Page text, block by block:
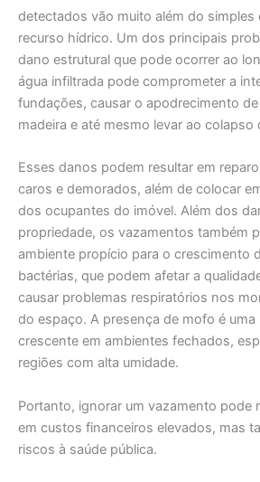
detectados vão muito além do simples
recurso hídrico. Um dos principais
dano estrutural que pode ocorrer ao
água infiltrada pode comprometer a
fundações, causar o apodrecimento
madeira e até mesmo levar ao colapso
Esses danos podem resultar em
caros e demorados, além de colocar
dos ocupantes do imóvel. Além dos
propriedade, os vazamentos também
ambiente propício para o crescimento
bactérias, que podem afetar a
causar problemas respiratórios nos
do espaço. A presença de mofo é uma
crescente em ambientes fechados,
regiões com alta umidade.
Portanto, ignorar um vazamento pode
em custos financeiros elevados, mas
riscos à saúde pública.